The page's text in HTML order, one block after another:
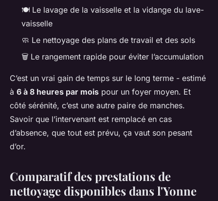
🍽️ Le lavage de la vaisselle et la vidange du lave-
vaisselle
🧼 Le nettoyage des plans de travail et des sols
🗑️ Le rangement rapide pour éviter l’accumulation
C’est un vrai gain de temps sur le long terme - estimé
à 6 à 8 heures par mois pour un foyer moyen. Et
côté sérénité, c’est une autre paire de manches.
Savoir que l’intervenant est remplacé en cas
d’absence, que tout est prévu, ça vaut son pesant
d’or.
Comparatif des prestations de
nettoyage disponibles dans l'Yonne